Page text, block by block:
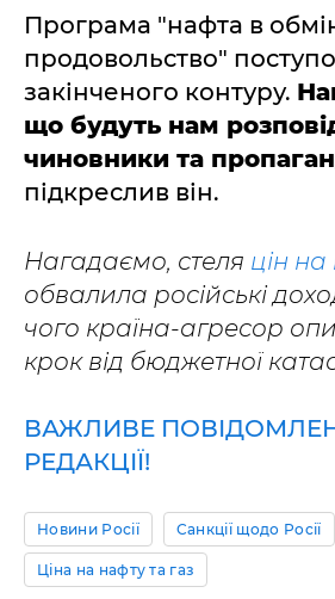
Програма "нафта в
продовольство"
закінченого контуру.
що будуть нам
чиновники та
підкреслив він.
Нагадаємо, стеля цін
обвалила російські
чого країна-агресор
крок від бюджетної
ВАЖЛИВЕ
РЕДАКЦІЇ!
Новини Росії Санкції щодо Росії
Ціна на нафту та газ